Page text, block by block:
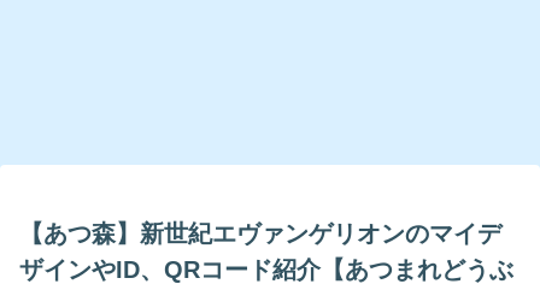
【あつ森】新世紀エヴァンゲリオンのマイデ
ザインやID、QRコード紹介【あつまれどうぶ